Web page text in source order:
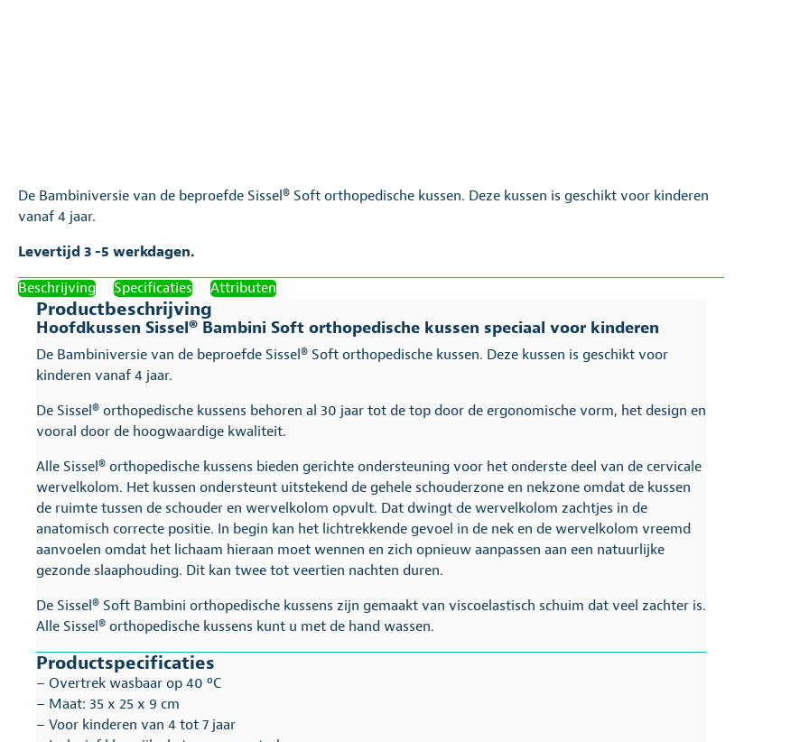
De Bambiniversie van de beproefde Sissel® Soft orthopedische kussen. Deze kussen is geschikt voor kinderen
vanaf 4 jaar.
Levertijd 3 -5 werkdagen.
Beschrijving
Specificaties Attributen
Productbeschrijving
Hoofdkussen Sissel® Bambini Soft orthopedische kussen speciaal voor kinderen
De Bambiniversie van de beproefde Sissel® Soft orthopedische kussen. Deze kussen is geschikt voor
kinderen vanaf 4 jaar.
De Sissel® orthopedische kussens behoren al 30 jaar tot de top door de ergonomische vorm, het design en
vooral door de hoogwaardige kwaliteit.
Alle Sissel® orthopedische kussens bieden gerichte ondersteuning voor het onderste deel van de cervicale
wervelkolom. Het kussen ondersteunt uitstekend de gehele schouderzone en nekzone omdat de kussen
de ruimte tussen de schouder en wervelkolom opvult. Dat dwingt de wervelkolom zachtjes in de
anatomisch correcte positie. In begin kan het lichtrekkende gevoel in de nek en de wervelkolom vreemd
aanvoelen omdat het lichaam hieraan moet wennen en zich opnieuw aanpassen aan een natuurlijke
gezonde slaaphouding. Dit kan twee tot veertien nachten duren.
De Sissel® Soft Bambini orthopedische kussens zijn gemaakt van viscoelastisch schuim dat veel zachter is.
Alle Sissel® orthopedische kussens kunt u met de hand wassen.
Productspecificaties
– Overtrek wasbaar op 40 ºC
– Maat: 35 x 25 x 9 cm
– Voor kinderen van 4 tot 7 jaar